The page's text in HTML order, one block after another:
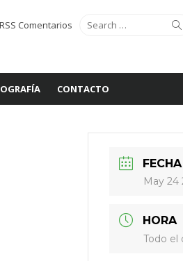
Search
for:
RSS Comentarios
CONTACTO
FECHA
May 24
HORA
Todo el